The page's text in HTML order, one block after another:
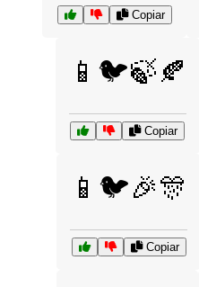
Copiar
📱🐦🍃🍂
Copiar
📱🐦🎉🎊
Copiar